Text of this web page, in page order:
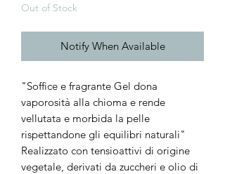
Out of Stock
Notify When Available
"Soffice e fragrante Gel dona
vaporosità alla chioma e rende
vellutata e morbida la pelle
rispettandone gli equilibri naturali"
Realizzato con tensioattivi di origine
vegetale, derivati da zuccheri e olio di